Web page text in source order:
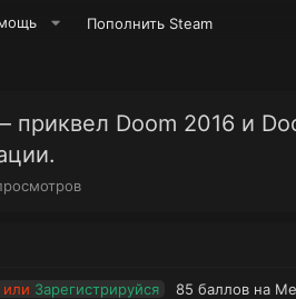
Пополнить Steam
Doom 2016 и
или Зарегистрируйся 85 баллов на